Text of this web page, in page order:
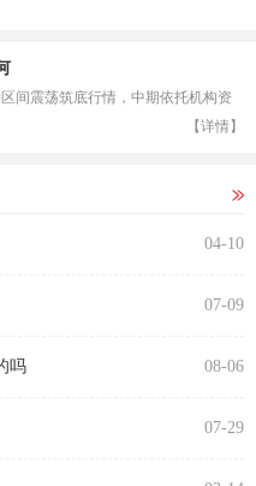
间震荡筑底行情，中期依托机构资
【详情】
04-10
07-09
吗 08-06
07-29